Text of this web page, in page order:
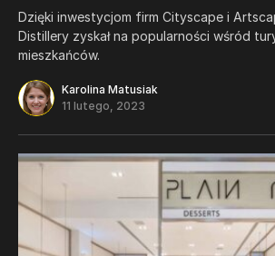
Dzięki inwestycjom firm Cityscape i
Distillery zyskał na popularności wśród
mieszkańców.
Karolina Matusiak
11 lutego, 2023